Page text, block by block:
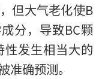
但大气老化使B
分，导致BC颗
发生相当大的
准确预测。